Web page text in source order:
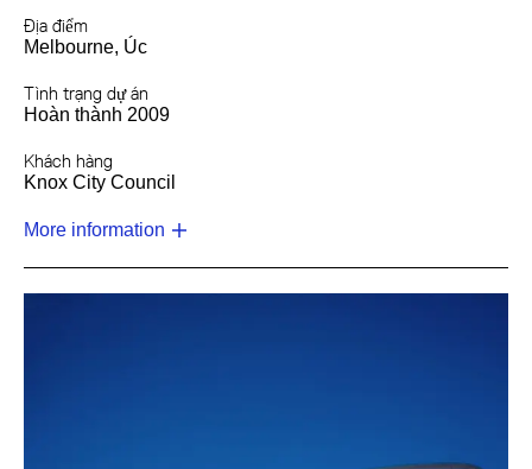
Địa điểm
Melbourne, Úc
Tình trạng dự án
Hoàn thành 2009
Khách hàng
Knox City Council
More information